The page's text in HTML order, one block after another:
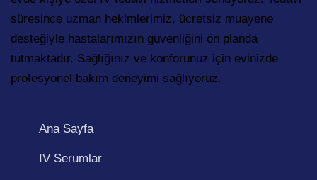
süresince uzman hekimlerimiz, ücretsiz muayene
desteğiyle hastalarımızın güvenliğini ön planda
tutmaktadır. Sağlığınız ve konforunuz için evinizde
profesyonel bakım deneyimi sağlıyoruz.
Ana Sayfa
IV Serumlar